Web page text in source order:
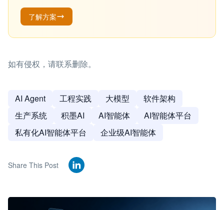
了解方案
如有侵权，请联系删除。
AI Agent 工程实践 大模型
软件架构
生产系统
积墨AI AI智能体
AI智能体平台
私有化AI智能体平台
企业级AI智能体
Share This Post